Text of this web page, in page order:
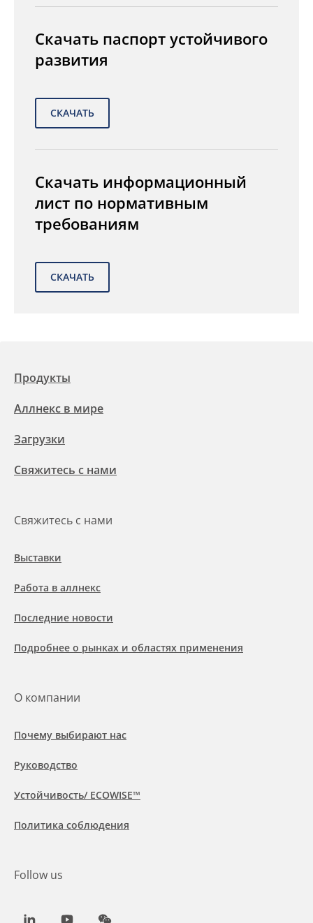
Скачать паспорт устойчивого
развития
Скачать информационный
лист по нормативным
требованиям
Продукты
Аллнекс в мире
Загрузки
Свяжитесь с нами
Свяжитесь с нами
Выставки
Работа в аллнекс
Последние новости
Подробнее о рынках и областях применения
О компании
Почему выбирают нас
Руководство
Устойчивость/ ECOWISE™
Политика соблюдения
Follow us